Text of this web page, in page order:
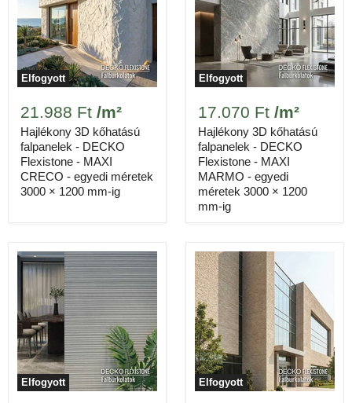
Elfogyott
21.988 Ft /m²
Hajlékony 3D kőhatású
falpanelek - DECKO
Flexistone - MAXI
CRECO - egyedi méretek
3000 × 1200 mm-ig
Elfogyott
17.070 Ft /m²
Hajlékony 3D kőhatású
falpanelek - DECKO
Flexistone - MAXI
MARMO - egyedi
méretek 3000 × 1200
mm-ig
Elfogyott Elfogyott